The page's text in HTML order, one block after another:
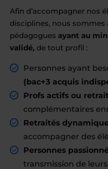
Afin d’accompagner nos
disciplines, nous sommes
pédagogues ayant au
validé, de tout profil :
Personnes ayant
(bac+3 acquis
Profs actifs ou
complémentaires
Retraités
accompagner des
Personnes
transmission de